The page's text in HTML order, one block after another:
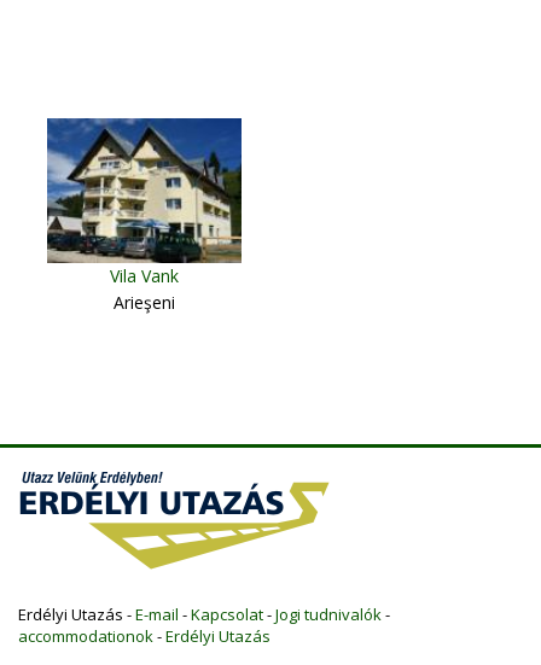
Vila Vank
Arieşeni
Erdélyi Utazás -E-mail -Kapcsolat-Jogi tudnivalók-
accommodationok-Erdélyi Utazás